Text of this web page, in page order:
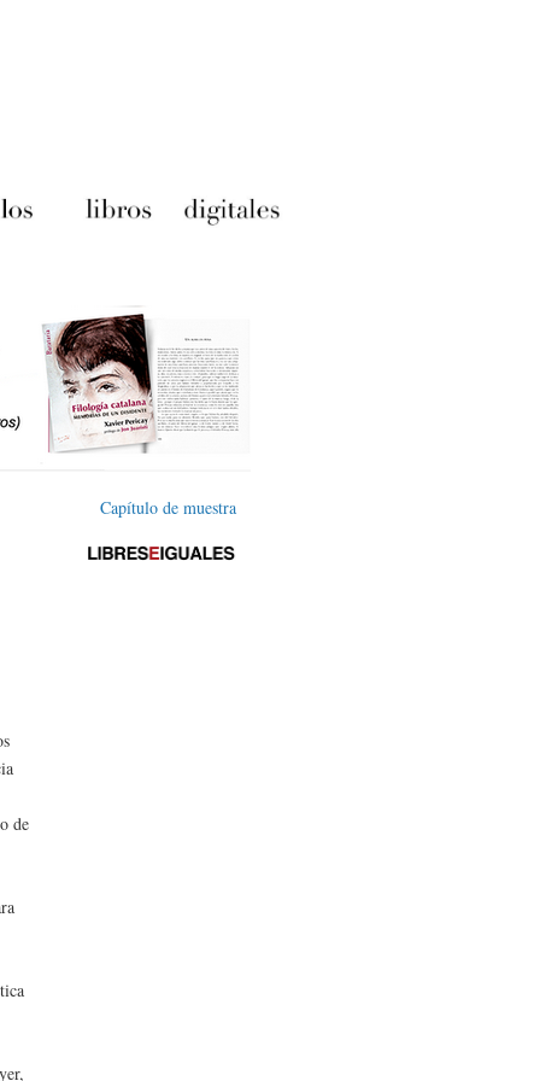
Capítulo de muestra
de